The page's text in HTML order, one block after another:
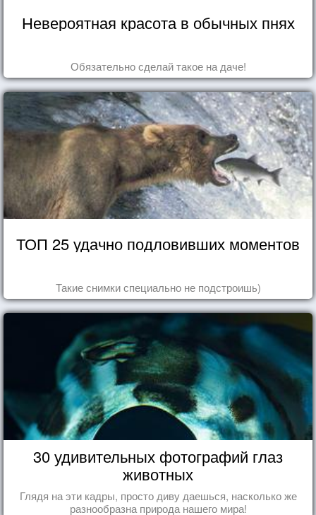
Невероятная красота в обычных пнях
Обязательно сделай такое на даче!
ТОП 25 удачно подловивших моментов
Такие снимки специально не подстроишь)
30 удивительных фотографий глаз
животных
Глядя на эти кадры, просто диву даешься, насколько же
разнообразна природа нашего мира!